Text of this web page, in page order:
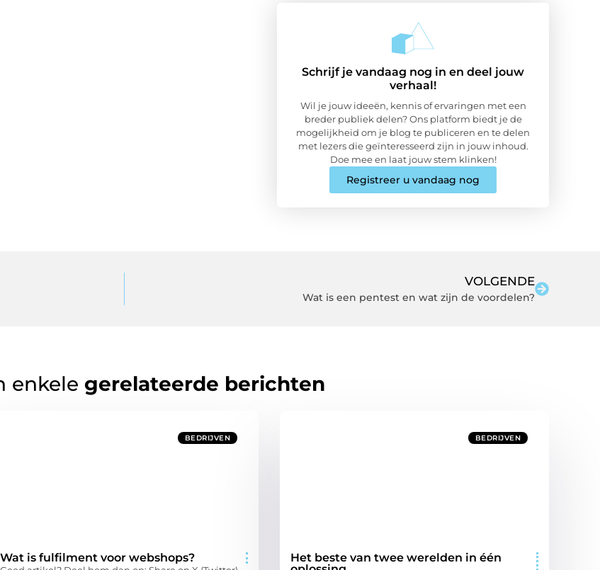
Schrijf je vandaag nog in en deel jouw
verhaal!
Wil je jouw ideeën, kennis of ervaringen met een
breder publiek delen? Ons platform biedt je de
mogelijkheid om je blog te publiceren en te delen
met lezers die geïnteresseerd zijn in jouw inhoud.
Doe mee en laat jouw stem klinken!
Registreer u vandaag nog
VOLGENDE
Wat is een pentest en wat zijn de voordelen?
enkele gerelateerde berichten
BEDRIJVEN
Wat is fulfilment voor webshops?
BEDRIJVEN
Het beste van twee werelden in één